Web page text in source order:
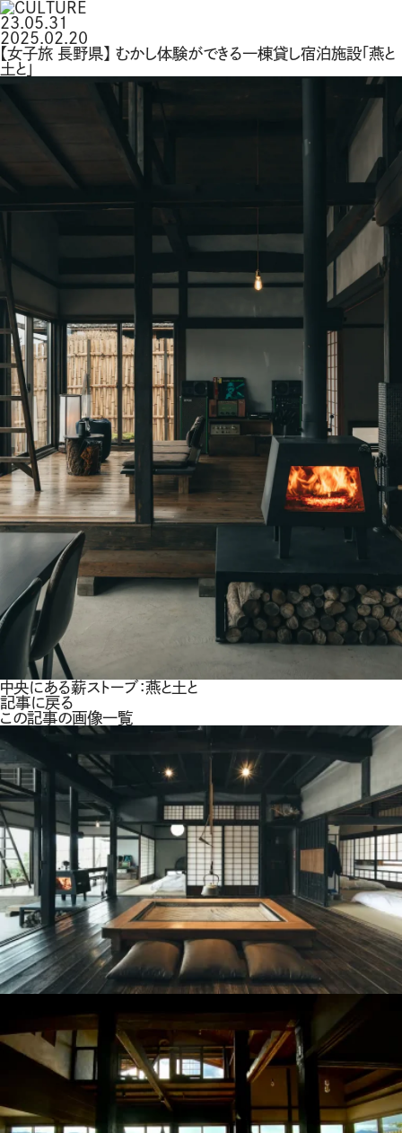
23.05.31
2025.02.20
【女子旅 長野県】 むかし体験ができる一棟貸し宿泊施設「燕と
土と」
中央にある薪ストーブ：燕と土と
記事に戻る
この記事の画像一覧